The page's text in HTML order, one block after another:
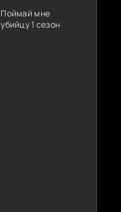
Поймай мне
убийцу 1 сезон